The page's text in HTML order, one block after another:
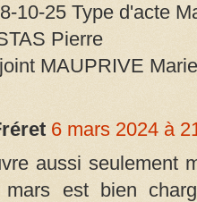
10-25 Type d'acte
Pierre
MAUPRIVE
6 mars 2024 à
aussi seulement
est bien